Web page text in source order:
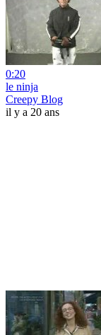
0:20
le ninja
Creepy Blog
il y a 20 ans